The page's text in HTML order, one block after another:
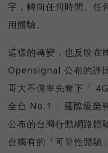
字，轉向任何時間、任
用體驗。
這樣的轉變，也反映在
Opensignal 公布的評
哥大不僅率先奪下「
全台 No.1 」國際級榮
公布的台灣行動網路體
台獨有的「可靠性體驗